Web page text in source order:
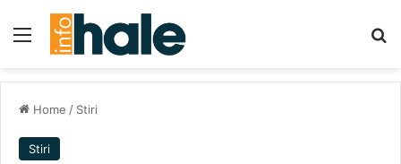
Menu
Home / Stiri
Stiri